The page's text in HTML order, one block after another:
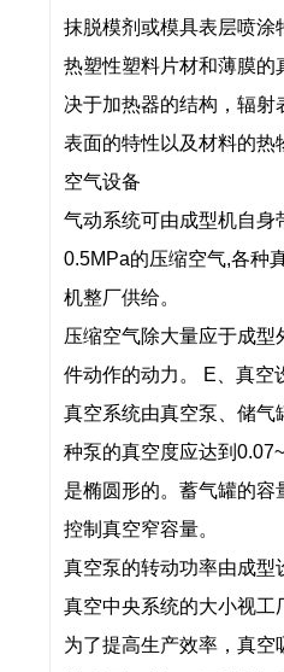
抹脱模剂或模具表层喷涂
热塑性塑料片材和薄膜的
决于加热器的结构，辐
表面的特性以及材料的热
空气设备
气动系统可由成型机自身
0.5MPa的压缩空气,各种
机整厂供给。
压缩空气除大量应于成
件动作的动力。
E、真空
真空系统由真空泵、储气
种泵的真空度应达到
是椭圆形的。蓄气罐的
控制真空窄容量。
真空泵的转动功率由成型
真空中央系统的大小视工
为了提高生产效率，真